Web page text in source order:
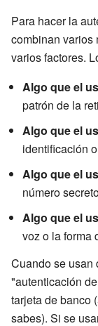
Para hacer la
combinan varios
varios factores.
Algo que el
patrón de la
Algo que el
identificación
Algo que el
número
Algo que el
voz o la forma
Cuando se usan
"autenticación
tarjeta de banco
sabes). Si se